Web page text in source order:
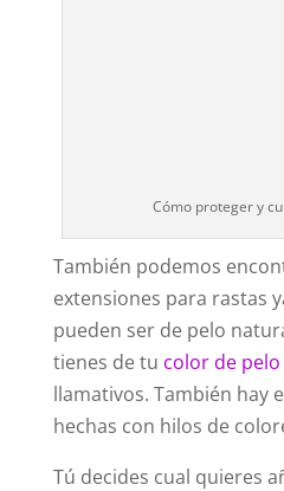
Cómo proteger y
También podemos
extensiones para rastas
pueden ser de pelo
tienes de tu color de pelo
llamativos. También hay
hechas con hilos de
Tú decides cual quieres